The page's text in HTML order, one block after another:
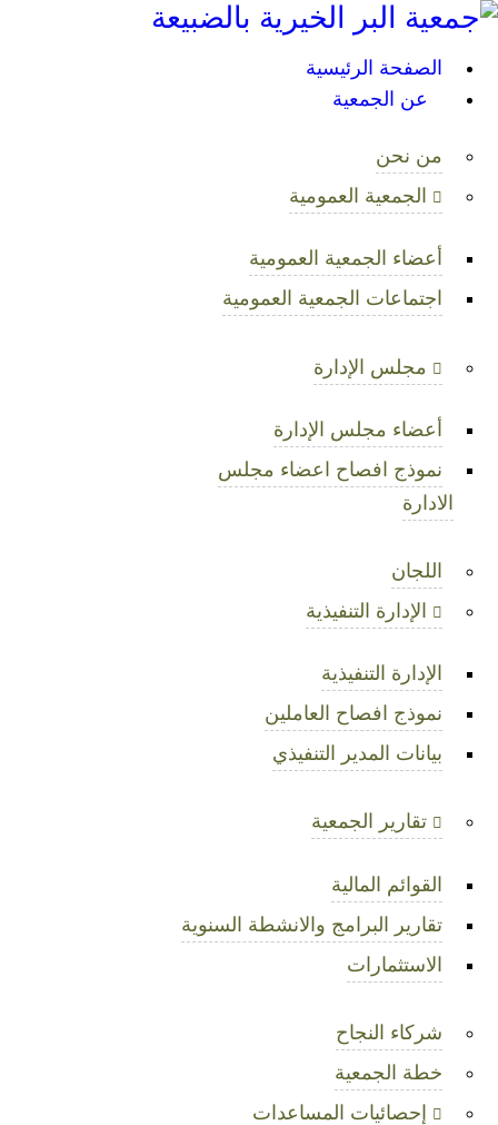
الصفحة الرئيسية
عن الجمعية
من نحن
الجمعية العمومية
أعضاء الجمعية العمومية
اجتماعات الجمعية العمومية
مجلس الإدارة
أعضاء مجلس الإدارة
نموذج افصاح اعضاء مجلس
الادارة
اللجان
الإدارة التنفيذية
الإدارة التنفيذية
نموذج افصاح العاملين
بيانات المدير التنفيذي
تقارير الجمعية
القوائم المالية
تقارير البرامج والانشطة السنوية
الاستثمارات
شركاء النجاح
خطة الجمعية
إحصائيات المساعدات
الصفحة
الخدمات